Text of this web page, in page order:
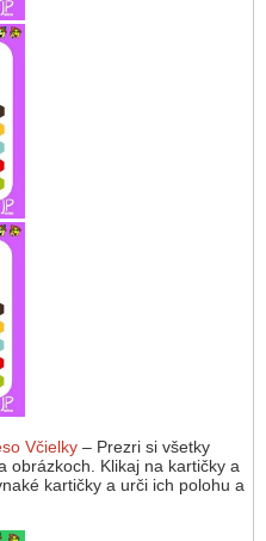
Včielky – Prezri si všetky
obrázkoch. Klikaj na kartičky a
kartičky a urči ich polohu a